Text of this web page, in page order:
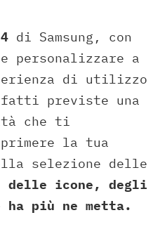
di Samsung, con
personalizzare a
di utilizzo
previste una
che ti
la tua
selezione delle
delle icone, degli
più ne metta.